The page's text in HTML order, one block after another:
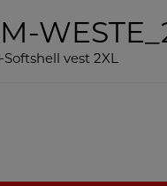
Softshell vest 2XL